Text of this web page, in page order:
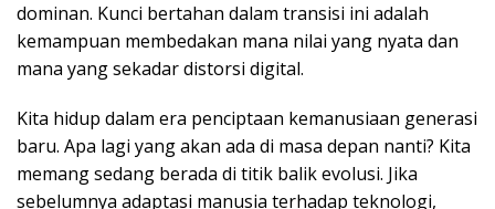
dominan. Kunci bertahan dalam transisi ini adalah
kemampuan membedakan mana nilai yang nyata dan
mana yang sekadar distorsi digital.
Kita hidup dalam era penciptaan kemanusiaan generasi
baru. Apa lagi yang akan ada di masa depan nanti? Kita
memang sedang berada di titik balik evolusi. Jika
sebelumnya adaptasi manusia terhadap teknologi,